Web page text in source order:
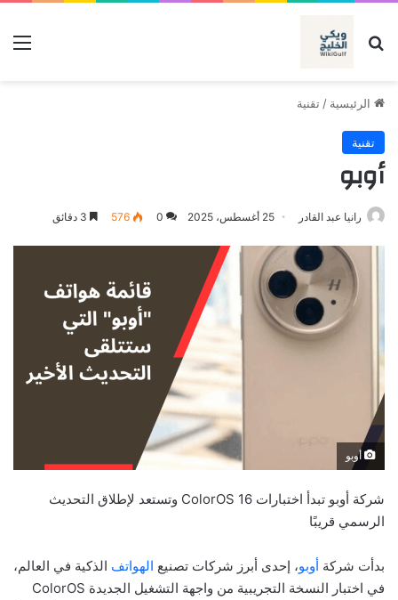
بحث عن
الرئيسية / تقنية
تقنية
أوبو
رانيا عبد القادر 25 أغسطس، 2025 0
576
أوبو
شركة أوبو تبدأ اختبارات ColorOS 16 وتستعد لإطلاق التحديث
الرسمي قريبًا
بدأت شركة أوبو، إحدى أبرز شركات تصنيع الهواتف الذكية في العالم،
في اختبار النسخة التجريبية من واجهة التشغيل الجديدة ColorOS